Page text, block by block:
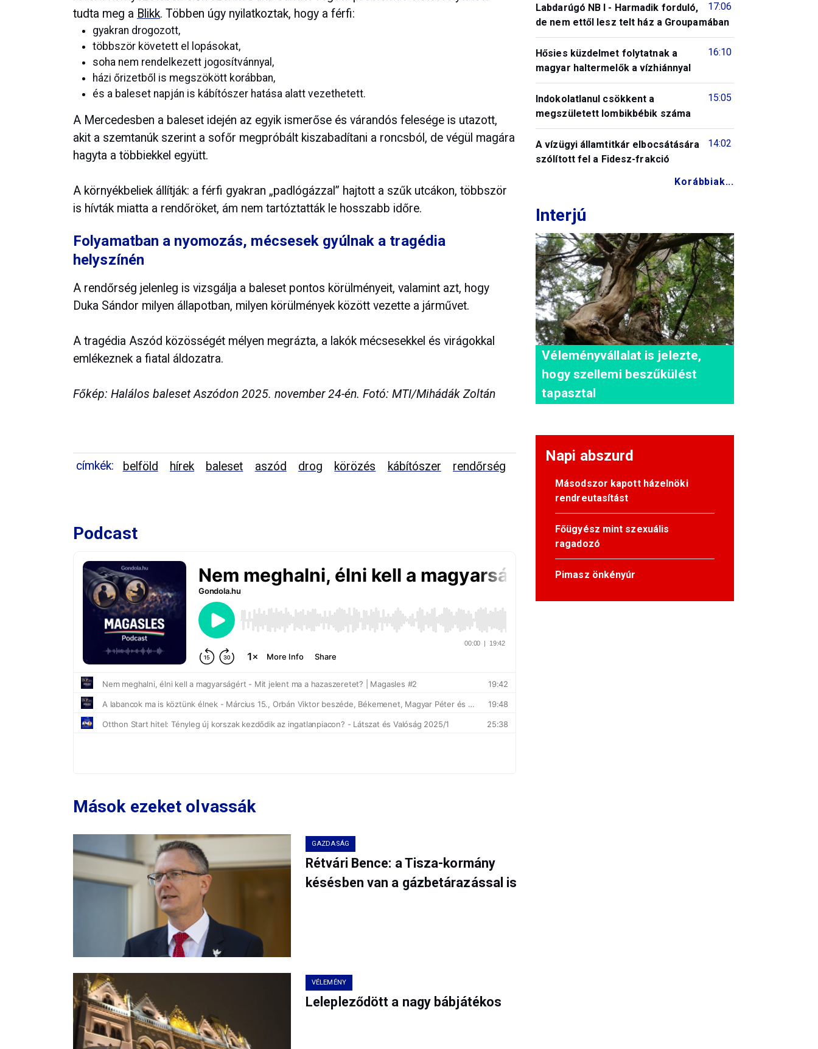
tudta meg a Blikk. Többen úgy nyilatkoztak, hogy a férfi:
gyakran drogozott,
többször követett el lopásokat,
soha nem rendelkezett jogosítvánnyal,
házi őrizetből is megszökött korábban,
és a baleset napján is kábítószer hatása alatt vezethetett.
A Mercedesben a baleset idején az egyik ismerőse és várandós felesége is utazott,
akit a szemtanúk szerint a sofőr megpróbált kiszabadítani a roncsból, de végül magára
hagyta a többiekkel együtt.
A környékbeliek állítják: a férfi gyakran „padlógázzal” hajtott a szűk utcákon, többször
is hívták miatta a rendőröket, ám nem tartóztatták le hosszabb időre.
Folyamatban a nyomozás, mécsesek gyúlnak a tragédia
helyszínén
A rendőrség jelenleg is vizsgálja a baleset pontos körülményeit, valamint azt, hogy
Duka Sándor milyen állapotban, milyen körülmények között vezette a járművet.
A tragédia Aszód közösségét mélyen megrázta, a lakók mécsesekkel és virágokkal
emlékeznek a fiatal áldozatra.
Főkép: Halálos baleset Aszódon 2025. november 24-én. Fotó: MTI/Mihádák Zoltán
címkék: belföld hírek baleset aszód drog körözés kábítószer rendőrség
Podcast
Mások ezeket olvassák
GAZDASÁG
Rétvári Bence: a Tisza-kormány
késésben van a gázbetárazással is
VÉLEMÉNY
Lelepleződött a nagy bábjátékos
17:06
Labdarúgó NB I - Harmadik forduló,
de nem ettől lesz telt ház a Groupamában
16:10
Hősies küzdelmet folytatnak a
magyar haltermelők a vízhiánnyal
15:05
Indokolatlanul csökkent a
megszületett lombikbébik száma
14:02
A vízügyi államtitkár elbocsátására
szólított fel a Fidesz-frakció
Korábbiak...
Interjú
Véleményvállalat is jelezte,
hogy szellemi beszűkülést
tapasztal
Napi abszurd
Másodszor kapott házelnöki
rendreutasítást
Főügyész mint szexuális
ragadozó
Pimasz önkényúr